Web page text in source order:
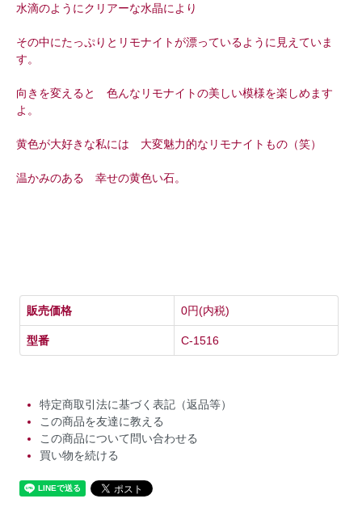
水滴のようにクリアーな水晶により
その中にたっぷりとリモナイトが漂っているように見えていま
す。
向きを変えると 色んなリモナイトの美しい模様を楽しめます
よ。
黄色が大好きな私には 大変魅力的なリモナイトもの（笑）
温かみのある 幸せの黄色い石。
販売価格 0円(内税)
型番 C-1516
特定商取引法に基づく表記（返品等）
この商品を友達に教える
この商品について問い合わせる
買い物を続ける